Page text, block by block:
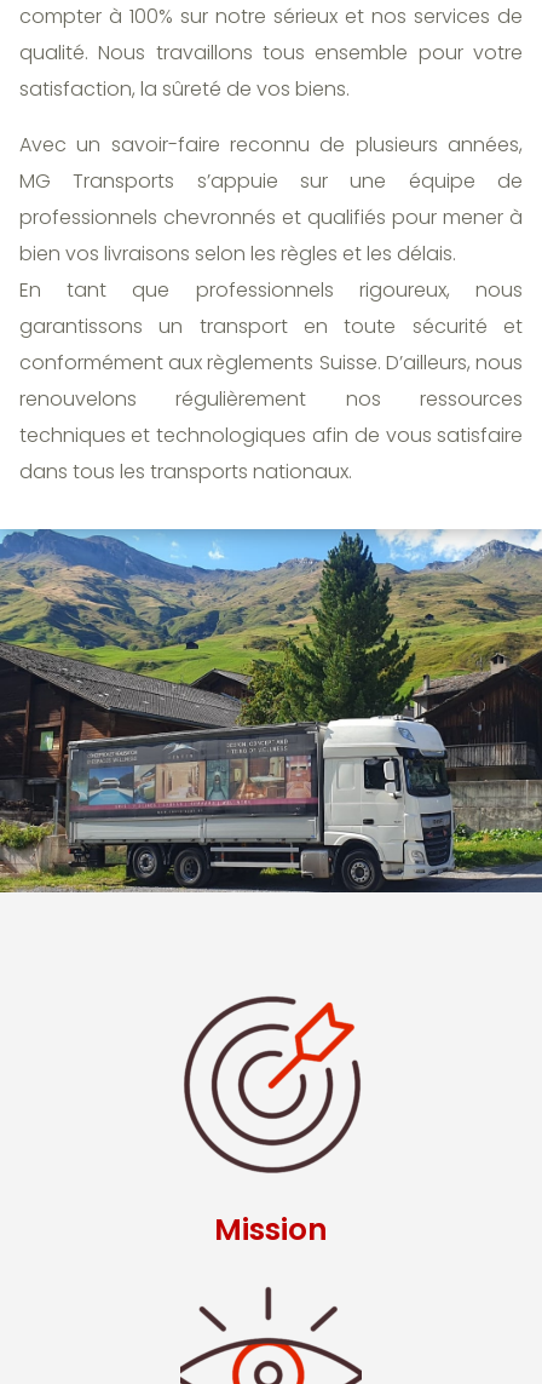
compter à 100% sur notre sérieux et nos services de
qualité. Nous travaillons tous ensemble pour votre
satisfaction, la sûreté de vos biens.
Avec un savoir-faire reconnu de plusieurs années,
MG Transports s’appuie sur une équipe de
professionnels chevronnés et qualifiés pour mener à
bien vos livraisons selon les règles et les délais.
En tant que professionnels rigoureux, nous
garantissons un transport en toute sécurité et
conformément aux règlements Suisse. D’ailleurs, nous
renouvelons régulièrement nos ressources
techniques et technologiques afin de vous satisfaire
dans tous les transports nationaux.
Mission